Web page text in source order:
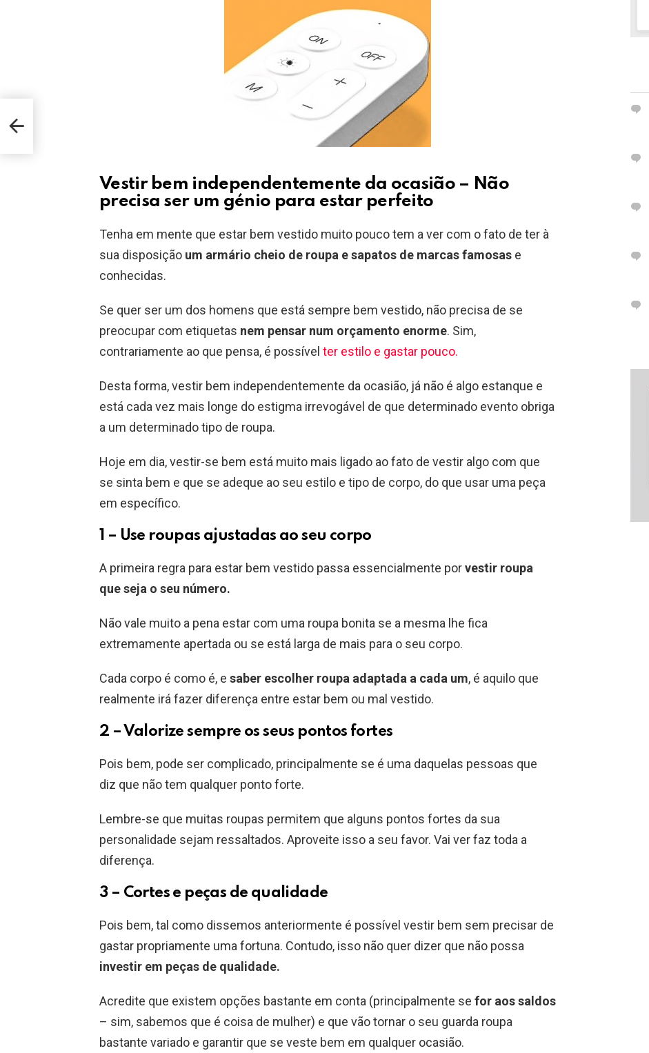
Vestir bem independentemente da ocasião – Não
precisa ser um génio para estar perfeito
Tenha em mente que estar bem vestido muito pouco tem a ver com o fato de ter à
sua disposição um armário cheio de roupa e sapatos de marcas famosas e
conhecidas.
Se quer ser um dos homens que está sempre bem vestido, não precisa de se
preocupar com etiquetas nem pensar num orçamento enorme. Sim,
contrariamente ao que pensa, é possível ter estilo e gastar pouco.
Desta forma, vestir bem independentemente da ocasião, já não é algo estanque e
está cada vez mais longe do estigma irrevogável de que determinado evento obriga
a um determinado tipo de roupa.
Hoje em dia, vestir-se bem está muito mais ligado ao fato de vestir algo com que
se sinta bem e que se adeque ao seu estilo e tipo de corpo, do que usar uma peça
em específico.
1 – Use roupas ajustadas ao seu corpo
A primeira regra para estar bem vestido passa essencialmente porvestir roupa
que seja o seu número.
Não vale muito a pena estar com uma roupa bonita se a mesma lhe fica
extremamente apertada ou se está larga de mais para o seu corpo.
Cada corpo é como é, e saber escolher roupa adaptada a cada um, é aquilo que
realmente irá fazer diferença entre estar bem ou mal vestido.
2 – Valorize sempre os seus pontos fortes
Pois bem, pode ser complicado, principalmente se é uma daquelas pessoas que
diz que não tem qualquer ponto forte.
Lembre-se que muitas roupas permitem que alguns pontos fortes da sua
personalidade sejam ressaltados. Aproveite isso a seu favor. Vai ver faz toda a
diferença.
3 – Cortes e peças de qualidade
Pois bem, tal como dissemos anteriormente é possível vestir bem sem precisar de
gastar propriamente uma fortuna. Contudo, isso não quer dizer que não possa
investir em peças de qualidade.
Acredite que existem opções bastante em conta (principalmente se for aos saldos
– sim, sabemos que é coisa de mulher) e que vão tornar o seu guarda roupa
bastante variado e garantir que se veste bem em qualquer ocasião.